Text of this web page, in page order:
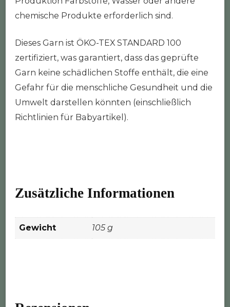
chemische Produkte erforderlich sind.
Dieses Garn ist ÖKO-TEX STANDARD 100
zertifiziert, was garantiert, dass das geprüfte
Garn keine schädlichen Stoffe enthält, die eine
Gefahr für die menschliche Gesundheit und die
Umwelt darstellen könnten (einschließlich
Richtlinien für Babyartikel).
Zusätzliche Informationen
Gewicht 105 g